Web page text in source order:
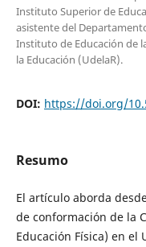
Instituto Superior de
asistente del
Instituto de Educación de
la Educación (UdelaR).
DOI: https://doi.org/
Resumo
El artículo aborda
de conformación de la
Educación Física) en el